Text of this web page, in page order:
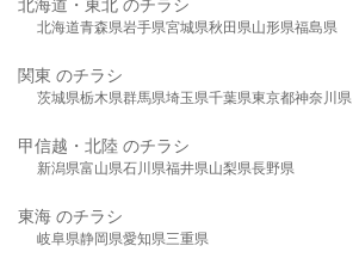
北海道・東北 のチラシ
北海道青森県岩手県宮城県秋田県山形県福島県
関東 のチラシ
茨城県栃木県群馬県埼玉県千葉県東京都神奈川県
甲信越・北陸 のチラシ
新潟県富山県石川県福井県山梨県長野県
東海 のチラシ
岐阜県静岡県愛知県三重県